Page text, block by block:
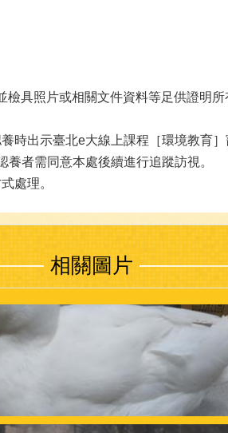
具照片或相關文件資料等足供證明所
時出示臺北e大線上課程［環境教育
者需同意本處後續進行追蹤訪視。
處理。
相關圖片